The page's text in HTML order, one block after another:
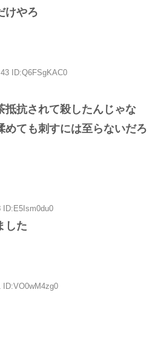
けやろ
ID:Q6FSgKAC0
抵抗されて殺したんじゃな
めても刺すには至らないだろ
ID:E5Ism0du0
した
ID:VO0wM4zg0